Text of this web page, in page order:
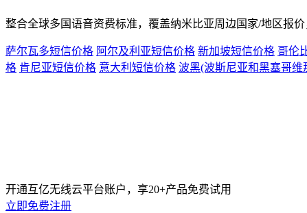
整合全球多国语音资费标准，覆盖纳米比亚周边国家/地区报
萨尔瓦多短信价格 阿尔及利亚短信价格 新加坡短信价格 哥伦
格 肯尼亚短信价格 意大利短信价格 波黑(波斯尼亚和黑塞哥维
开通互亿无线云平台账户，享20+产品免费试用
立即免费注册